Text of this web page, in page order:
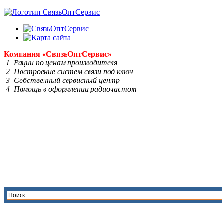
Компания «СвязьОптСервис»
1 Рации по ценам производителя
2 Построение систем связи под ключ
3 Собственный сервисный центр
4 Помощь в оформлении радиочастот